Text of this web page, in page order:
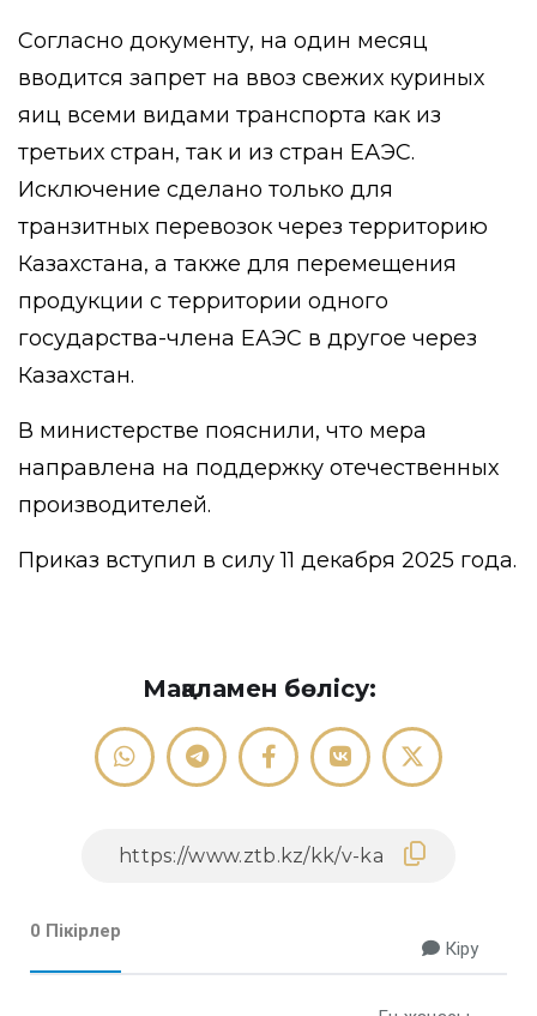
Согласно документу, на один месяц
вводится запрет на ввоз свежих куриных
яиц всеми видами транспорта как из
третьих стран, так и из стран ЕАЭС.
Исключение сделано только для
транзитных перевозок через территорию
Казахстана, а также для перемещения
продукции с территории одного
государства-члена ЕАЭС в другое через
Казахстан.
В министерстве пояснили, что мера
направлена на поддержку отечественных
производителей.
Приказ вступил в силу 11 декабря 2025 года.
Мақаламен бөлісу:
0 Пікірлер
Кіру